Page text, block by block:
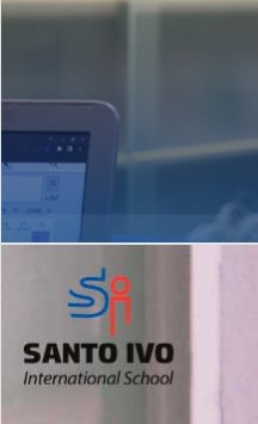
Matrículas Abertas 2026
Dupla
2º AO 5º